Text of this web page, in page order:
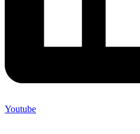
Youtube